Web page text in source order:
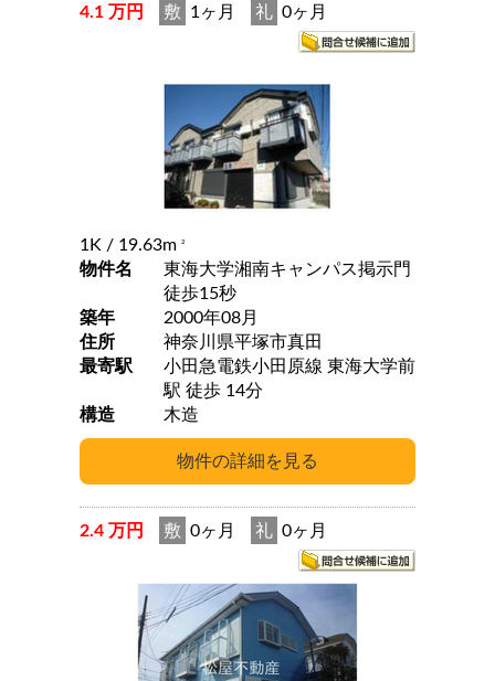
4.1 万円 敷 1ヶ月 礼 0ヶ月
1K / 19.63m 2
物件名
東海大学湘南キャンパス掲示門
徒歩15秒
築年
2000年08月
住所
神奈川県平塚市真田
最寄駅
小田急電鉄小田原線 東海大学前
駅 徒歩 14分
構造
木造
2.4 万円 敷 0ヶ月 礼 0ヶ月